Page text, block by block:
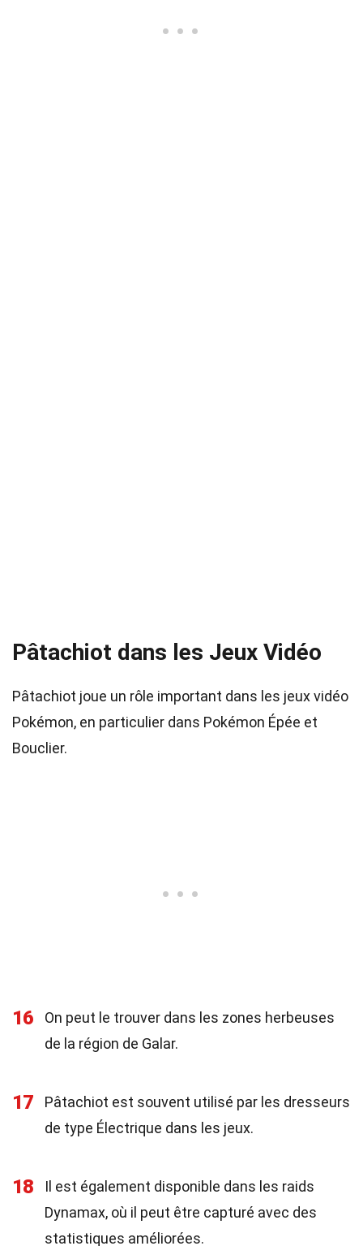
Pâtachiot dans les Jeux Vidéo
Pâtachiot joue un rôle important dans les jeux vidéo
Pokémon, en particulier dans Pokémon Épée et
Bouclier.
16
On peut le trouver dans les zones herbeuses
de la région de Galar.
17
Pâtachiot est souvent utilisé par les dresseurs
de type Électrique dans les jeux.
18
Il est également disponible dans les raids
Dynamax, où il peut être capturé avec des
statistiques améliorées.